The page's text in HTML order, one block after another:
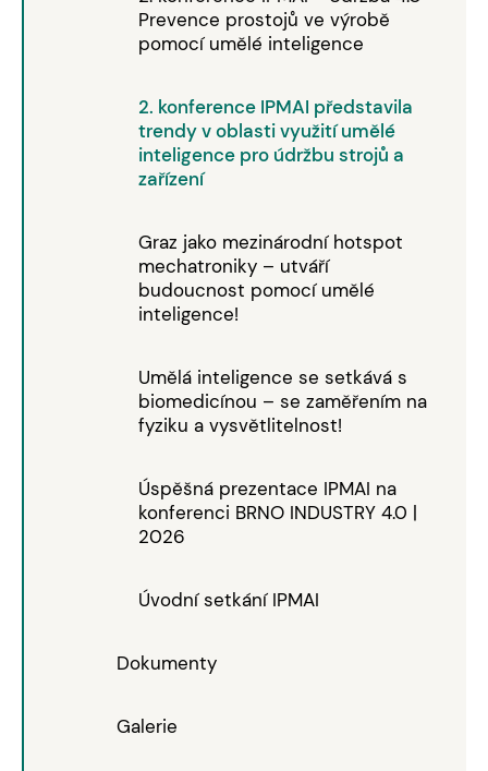
Prevence prostojů ve výrobě
pomocí umělé inteligence
2. konference IPMAI představila
trendy v oblasti využití umělé
inteligence pro údržbu strojů a
zařízení
Graz jako mezinárodní hotspot
mechatroniky – utváří
budoucnost pomocí umělé
inteligence!
Umělá inteligence se setkává s
biomedicínou – se zaměřením na
fyziku a vysvětlitelnost!
Úspěšná prezentace IPMAI na
konferenci BRNO INDUSTRY 4.0 |
2026
Úvodní setkání IPMAI
Dokumenty
Galerie